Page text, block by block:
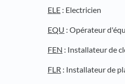
ELE : Electricien
EQU : Opérateur
FEN : Installateur de
FLR : Installateur de